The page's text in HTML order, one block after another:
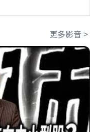
更多影音 >